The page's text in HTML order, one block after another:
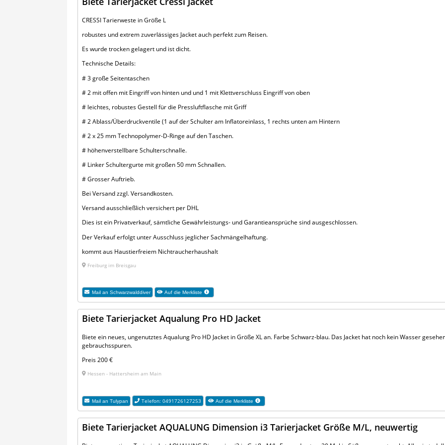
CRESSI Tarierweste in Größe L
robustes und extrem zuverlässiges Jacket auch perfekt zum Reisen.
Es wurde trocken gelagert und ist dicht.
Technische Details:
# 3 große Seitentaschen
# 2 mit offen mit Eingriff von hinten und und 1 mit Klettverschluss Eingriff von oben
# leichtes, robustes Gestell für die Pressluftflasche mit Griff
# 2 Ablass/Überdruckventile (1 auf der Schulter am Inflatoreinlass, 1 rechts unten am Hintern
# 2 x 25 mm Technopolymer-D-Ringe auf den Taschen.
# höhenverstellbare Schulterschnalle.
# Linker Schultergurte mit großen 50 mm Schnallen.
# Grosser Auftrieb.
Bei Versand zzgl. Versandkosten.
Versand ausschließlich versichert per DHL
Dies ist ein Privatverkauf, sämtliche Gewährleistungs- und Garantieansprüche sind ausgeschlossen.
Der Verkauf erfolgt unter Ausschluss jeglicher Sachmängelhaftung.
kommt aus Haustierfreiem Nichtraucherhaushalt
Freiburg im Breisgau
Mail an Schwarzwalddiver Auf die Merkliste
Biete Tarierjacket Aqualung Pro HD Jacket
Biete ein neues, ungenutztes Aqualung Pro HD Jacket in Größe XL an. Farbe Schwarz-blau. Das Jacket hat noch kein Wasser
gebrauchsspuren.
Preis 200 €
Hessen - Hattersheim am Main
Mail an Tulypan Telefon: 0491726127253 Auf die Merkliste
Biete Tarierjacket AQUALUNG Dimension i3 Tarierjacket Größe M/L, neuwertig